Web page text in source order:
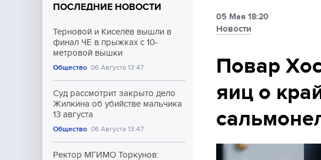
Ближний Восток
Общество
Культура
ПОСЛЕДНИЕ НОВОСТИ
Терновой и Киселёв вышли в
финал ЧЕ в прыжках с 10-
метровой вышки
Общество 06 Августа 13:47
Суд рассмотрит закрыто дело
Жилкина об убийстве мальчика
13 августа
Общество 06 Августа 13:47
Ректор МГИМО Торкунов:
05 Мая 18:20
Новости
Повар
яиц о